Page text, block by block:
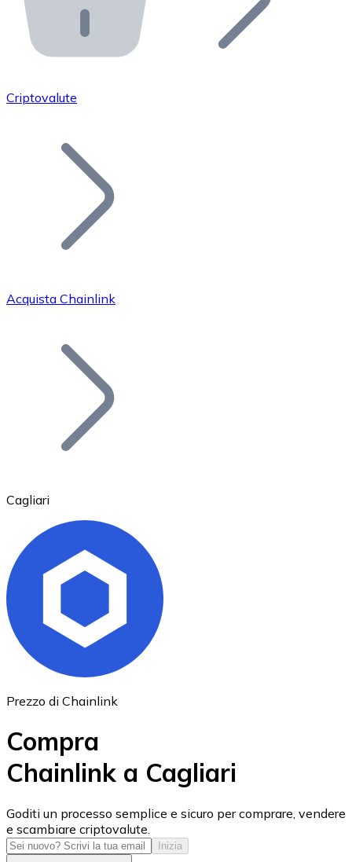
API Bitnovo
Integra la nostra API nel tuo ecosistema.
Unisciti alla nostra rete di rivenditori e
Aggiungi il token del tuo progetto al nostro servizio di
Bitcoin
Ethereum
USD Coin
USDC
Criptovalute
Acquista Chainlink
Cagliari
Prezzo di Chainlink
Compra
Chainlink a Cagliari
Goditi un processo semplice e sicuro per comprare, vendere
e scambiare criptovalute.
Inizia